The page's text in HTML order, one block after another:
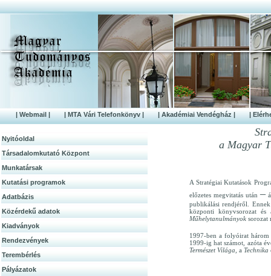
| Webmail | | MTA Vári Telefonkönyv | | Akadémiai Vendégház | |
Nyitóoldal
Társadalomkutató Központ
Munkatársak
Kutatási programok
Adatbázis
Közérdek­ű adatok
Kiadványok
Rendezvények
Terembérlés
Pályázatok
a Magyar
A Stratégiai Kutatások
előzetes megvitatás után –
publikálási rendjéről.
központi könyvsorozat és
Műhelytanulmányok sorozat
1997-ben a folyóirat három
1999-ig hat számot, azóta
Természet Világa, a Technika